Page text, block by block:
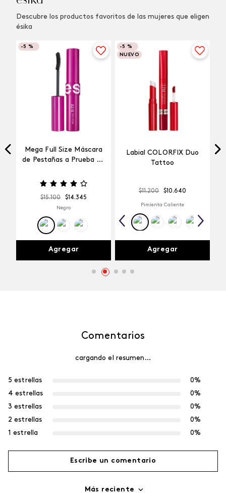
Descubre los productos favoritos de las mujeres que eligen
ésika
-5 %
Mega Full Size Máscara
de Pestañas a Prueba de
$15.100 $14.345
Negro
Agregar
-5 %
NUEVO
Labial COLORFIX Duo
Tattoo
$11.200 $10.640
Pimienta Caliente
Agregar
Comentarios
cargando el resumen…
5 estrellas
0%
4 estrellas
0%
3 estrellas
0%
2 estrellas
0%
1 estrella
0%
Escribe un comentario
Más reciente